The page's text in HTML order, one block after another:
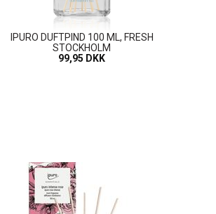
IPURO DUFTPIND 100 ML, FRESH
STOCKHOLM
99,95 DKK